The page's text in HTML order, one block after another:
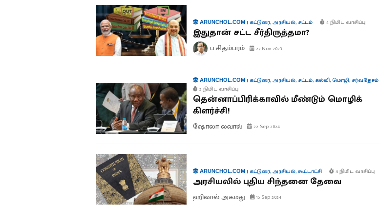
ARUNCHOL.COM| கட்டுரை,அரசியல், சட்டம் 4 நிமிட வாசிப்பு
இதுதான் சட்ட சீர்திருத்தமா?
ப.சிதம்பரம் 27 Nov 2023
ARUNCHOL.COM| கட்டுரை,அரசியல், சட்டம், கல்வி,மொழி, சர்வதேசம்
5 நிமிட வாசிப்பு
தென்னாப்பிரிக்காவில் மீண்டும் மொழிக்
கிளர்ச்சி!
ஷோலா லவால் 22 Sep 2024
ARUNCHOL.COM| கட்டுரை,அரசியல்,கூட்டாட்சி 4 நிமிட வாசிப்பு
அரசியலில் புதிய சிந்தனை தேவை
ஹிலால் அகமது 15 Sep 2024